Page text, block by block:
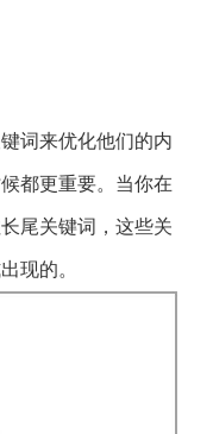
词来优化他们的内
都更重要。当你在
尾关键词，这些关
现的。